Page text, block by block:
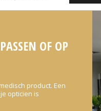
OF OP
product. Een
opticien is